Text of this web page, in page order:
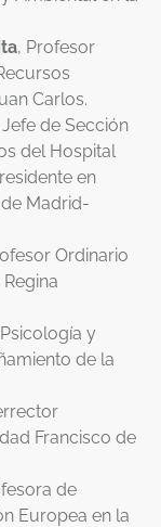
, Profesor
Carlos.
Jefe de Sección
del Hospital
en
Madrid-
Ordinario
y
de la
Francisco de
de
Europea en la